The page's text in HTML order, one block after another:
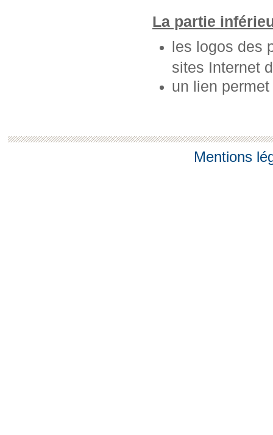
La partie
les logos des
sites Internet
un lien
Mentions